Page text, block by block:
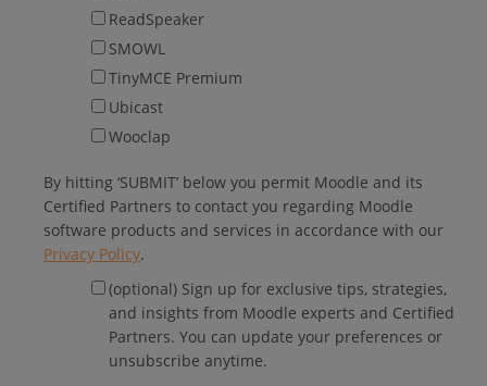
ReadSpeaker
SMOWL
TinyMCE Premium
Ubicast
Wooclap
By hitting ‘SUBMIT’ below you permit Moodle and its
Certified Partners to contact you regarding Moodle
software products and services in accordance with our
Privacy Policy.
(optional) Sign up for exclusive tips, strategies,
and insights from Moodle experts and Certified
Partners. You can update your preferences or
unsubscribe anytime.